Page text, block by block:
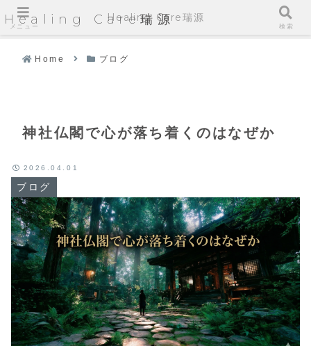
Healing Care瑞源
Home ブログ
神社仏閣で心が落ち着くのはなぜか
ブログ
2026.04.01
メニュー
Healing Care瑞源
検索